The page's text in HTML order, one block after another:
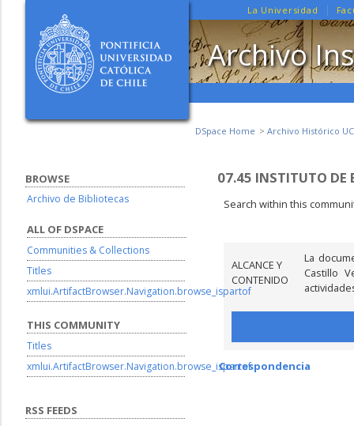
La Universidad
Archivo
DSpace Home Archivo Histórico UC
07.45 INSTITUTO DE
Search within this
ALCANCE Y
CONTENIDO
La
Castillo
Correspondencia
BROWSE
Archivo de Bibliotecas
ALL OF DSPACE
Communities & Collections
Titles
xmlui.ArtifactBrowser.Navigation.browse_ispartof
THIS COMMUNITY
Titles
xmlui.ArtifactBrowser.Navigation.browse_ispartof
RSS FEEDS